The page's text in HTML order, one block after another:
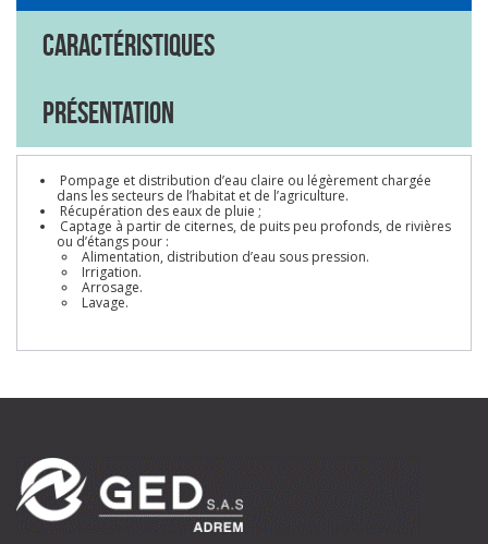
Caractéristiques
Présentation
Pompage et distribution d’eau claire ou légèrement chargée
dans les secteurs de l’habitat et de l’agriculture.
Récupération des eaux de pluie ;
Captage à partir de citernes, de puits peu profonds, de rivières
ou d’étangs pour :
Alimentation, distribution d’eau sous pression.
Irrigation.
Arrosage.
Lavage.